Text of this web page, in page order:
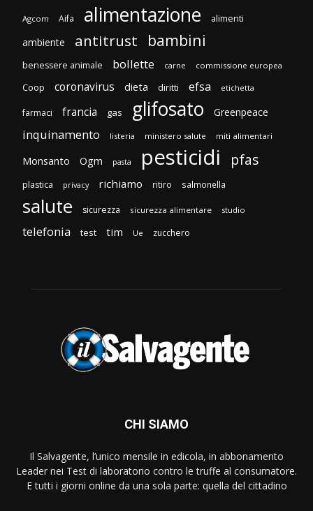
Agcom Aifa alimentazione alimenti
ambiente antitrust bambini
benessere animale bollette carne commissione europea
Coop coronavirus dieta diritti efsa etichetta
farmaci francia gas glifosato Greenpeace
inquinamento listeria ministero salute miti alimentari
Monsanto Ogm pasta pesticidi pfas
plastica privacy richiamo ritiro salmonella
salute sicurezza sicurezza alimentare studio
telefonia test tim Ue zucchero
CHI SIAMO
Il Salvagente, l’unico mensile in edicola, in abbonamento
Leader nei Test di laboratorio contro le truffe al consumatore.
E tutti i giorni online da una sola parte: quella del cittadino